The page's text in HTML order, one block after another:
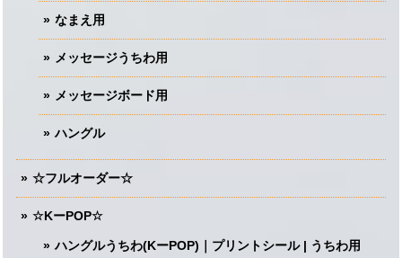
なまえ用
メッセージうちわ用
メッセージボード用
ハングル
☆フルオーダー☆
☆KーPOP☆
ハングルうちわ(KーPOP)｜プリントシール | うちわ用